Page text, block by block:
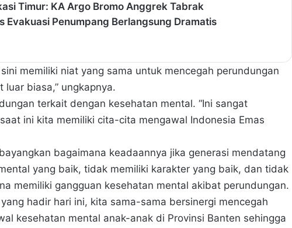
Timur: KA Argo Bromo Anggrek Tabrak
Evakuasi Penumpang Berlangsung Dramatis
memiliki niat yang sama untuk mencegah perundungan
luar biasa,” ungkapnya.
terkait dengan kesehatan mental. “Ini sangat
ini kita memiliki cita-cita mengawal Indonesia Emas
bagaimana keadaannya jika generasi mendatang
yang baik, tidak memiliki karakter yang baik, dan tidak
memiliki gangguan kesehatan mental akibat perundungan.
hadir hari ini, kita sama-sama bersinergi mencegah
kesehatan mental anak-anak di Provinsi Banten sehingga